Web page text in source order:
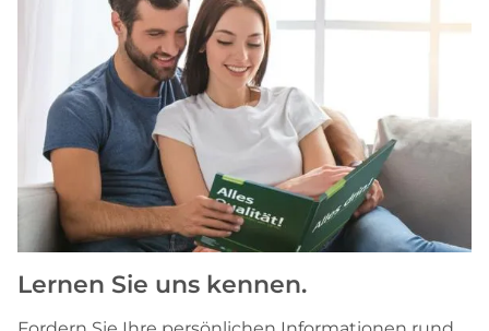
Lernen Sie uns kennen.